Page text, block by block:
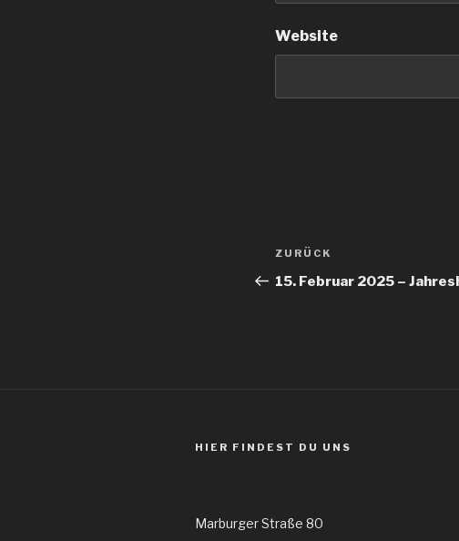
Website
Vorheriger
Beitrag
ZURÜCK
15. Februar 2025 –
HIER FINDEST DU UNS
Marburger Straße 80